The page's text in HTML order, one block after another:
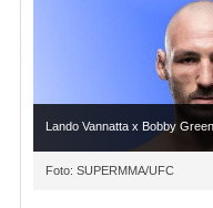
Lando Vannatta x Bobby Green
Foto: SUPERMMA/UFC